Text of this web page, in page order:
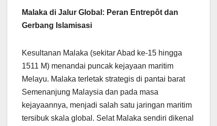
Malaka di Jalur Global: Peran Entrepôt dan
Gerbang Islamisasi
Kesultanan Malaka (sekitar Abad ke-15 hingga
1511 M) menandai puncak kejayaan maritim
Melayu. Malaka terletak strategis di pantai barat
Semenanjung Malaysia dan pada masa
kejayaannya, menjadi salah satu jaringan maritim
tersibuk skala global. Selat Malaka sendiri dikenal